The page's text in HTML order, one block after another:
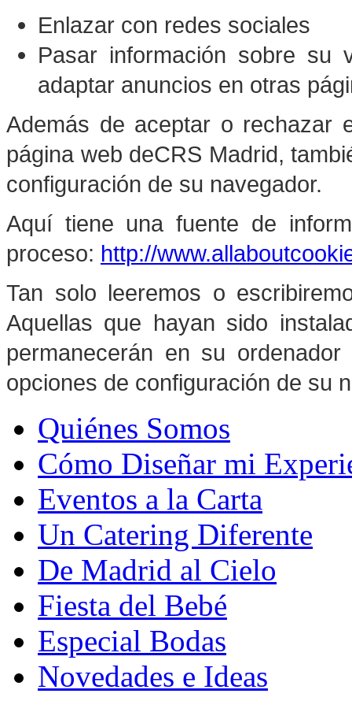
Enlazar con redes sociales
Pasar información sobre
adaptar anuncios en otras
Además de aceptar o rechazar
página web deCRS Madrid,
configuración de su navegador.
Aquí tiene una fuente de
proceso: http://
Tan solo leeremos o
Aquellas que hayan sido
permanecerán en su
opciones de configuración de su
Quiénes Somos
Cómo Diseñar mi
Eventos a la Carta
Un Catering Diferente
De Madrid al Cielo
Fiesta del Bebé
Especial Bodas
Novedades e Ideas